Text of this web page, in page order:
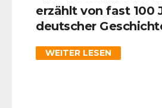
erzählt von fast 100
deutscher
WEITER LESEN